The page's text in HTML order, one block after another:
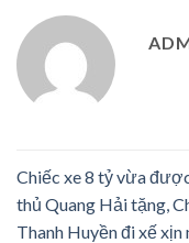
Chiếc xe 8 tỷ vừa
thủ Quang Hải tặng,
Thanh Huyền đi xế xịn